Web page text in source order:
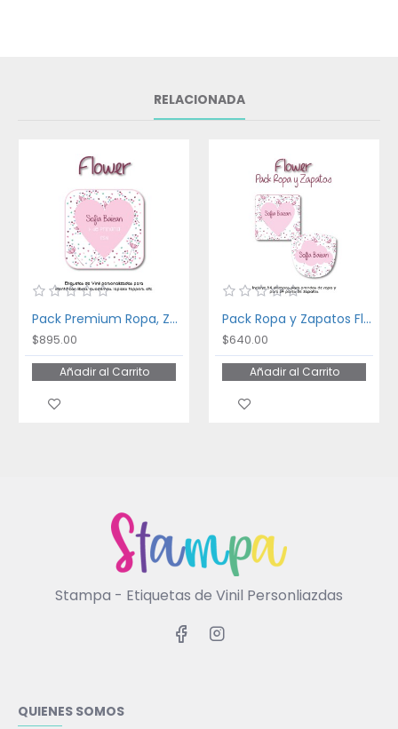
RELACIONADA
Pack Premium Ropa, Zapatos y Escuela Flower
$895.00
Añadir al Carrito
Pack Ropa y Zapatos Flower
$640.00
Añadir al Carrito
Stampa - Etiquetas de Vinil Personliazdas
QUIENES SOMOS